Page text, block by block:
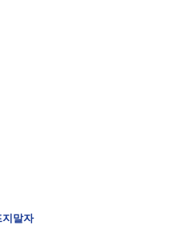
지말자